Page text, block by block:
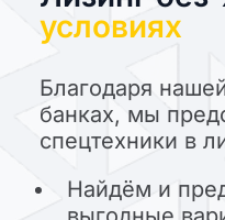
условиях
Благодаря
банках, мы
спецтехники в
Найдём и